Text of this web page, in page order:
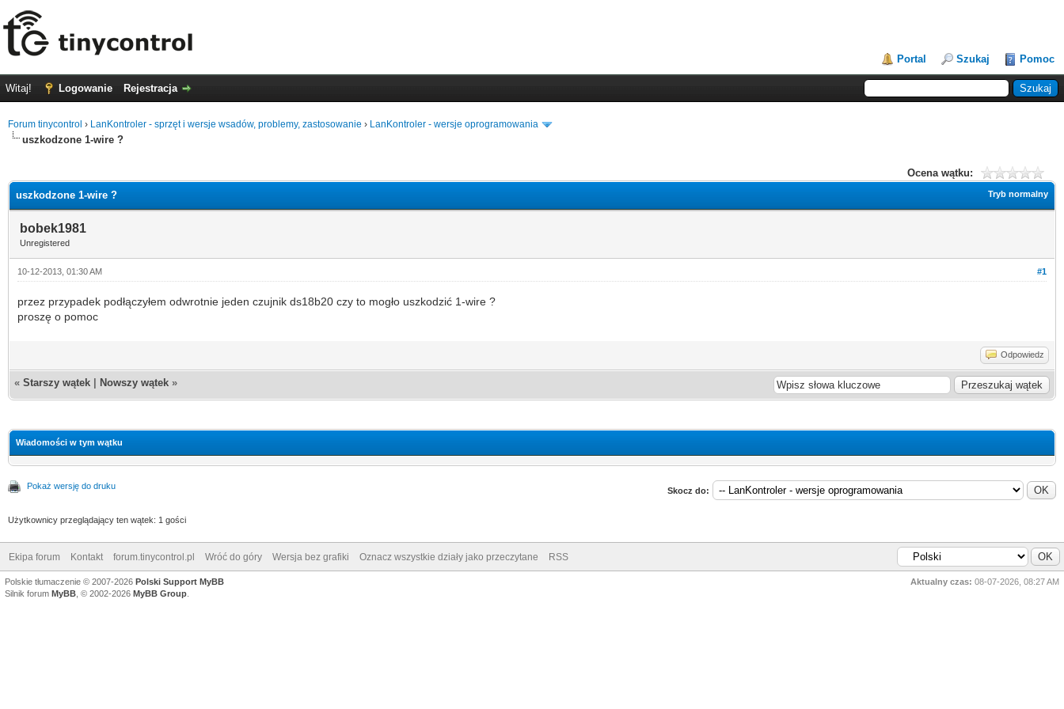
Portal Szukaj Pomoc
Witaj! Logowanie Rejestracja
Forum tinycontrol › LanKontroler - sprzęt i wersje wsadów, problemy, zastosowanie › LanKontroler - wersje oprogramowania
uszkodzone 1-wire ?
Ocena wątku:
Tryb normalny
uszkodzone 1-wire ?
bobek1981
Unregistered
#1
10-12-2013, 01:30 AM
przez przypadek podłączyłem odwrotnie jeden czujnik ds18b20 czy to mogło uszkodzić 1-wire ?
proszę o pomoc
Odpowiedz
« Starszy wątek Nowszy wątek »
Wiadomości w tym wątku
Pokaż wersję do druku Skocz do:
Użytkownicy przeglądający ten wątek: 1 gości
Ekipa forum Kontakt forum.tinycontrol.pl Wróć do góry Wersja bez grafiki Oznacz wszystkie działy jako przeczytane RSS
Aktualny czas: 08-07-2026, 08:27 AM
Polskie tłumaczenie © 2007-2026 Polski Support MyBB
Silnik forum MyBB , © 2002-2026 MyBB Group